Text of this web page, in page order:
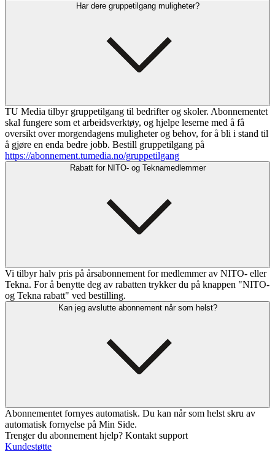
Har dere gruppetilgang muligheter?
TU Media tilbyr gruppetilgang til bedrifter og skoler. Abonnementet
skal fungere som et arbeidsverktøy, og hjelpe leserne med å få
oversikt over morgendagens muligheter og behov, for å bli i stand til
å gjøre en enda bedre jobb. Bestill gruppetilgang på
https://abonnement.tumedia.no/gruppetilgang
Rabatt for NITO- og Teknamedlemmer
Vi tilbyr halv pris på årsabonnement for medlemmer av NITO- eller
Tekna. For å benytte deg av rabatten trykker du på knappen "NITO-
og Tekna rabatt" ved bestilling.
Kan jeg avslutte abonnement når som helst?
Abonnementet fornyes automatisk. Du kan når som helst skru av
automatisk fornyelse på Min Side.
Trenger du abonnement hjelp? Kontakt support
Kundestøtte